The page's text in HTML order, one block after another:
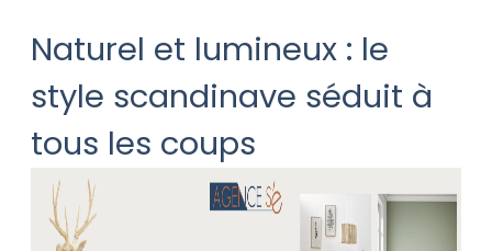
Naturel et lumineux : le
style scandinave séduit à
tous les coups